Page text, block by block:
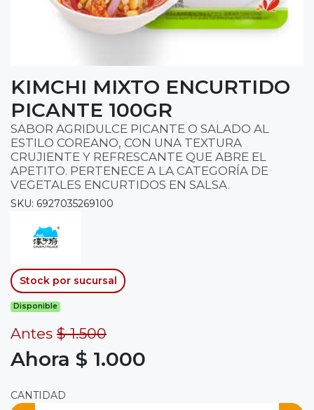
KIMCHI MIXTO ENCURTIDO
PICANTE 100GR
SABOR AGRIDULCE PICANTE O SALADO AL
ESTILO COREANO, CON UNA TEXTURA
CRUJIENTE Y REFRESCANTE QUE ABRE EL
APETITO. PERTENECE A LA CATEGORÍA DE
VEGETALES ENCURTIDOS EN SALSA.
SKU: 6927035269100
Stock por sucursal
Disponible
Antes $ 1.500
Ahora $ 1.000
CANTIDAD